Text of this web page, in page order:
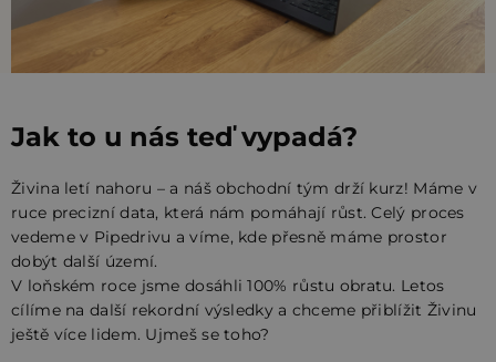
Jak to u nás teď vypadá?
Živina letí nahoru – a náš obchodní tým drží kurz! Máme v
ruce precizní data, která nám pomáhají růst. Celý proces
vedeme v Pipedrivu a víme, kde přesně máme prostor
dobýt další území.
V loňském roce jsme dosáhli 100% růstu obratu. Letos
cílíme na další rekordní výsledky a chceme přiblížit Živinu
ještě více lidem. Ujmeš se toho?